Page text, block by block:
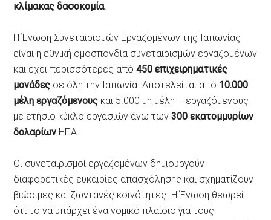
κλίμακας δασοκομία.
Η Ένωση Συνεταιρισμών Εργαζομένων της Ιαπωνίας
είναι η εθνική ομοσπονδία συνεταιρισμών εργαζομένων
και έχει περισσότερες από450 επιχειρηματικές
μονάδες σε όλη την Ιαπωνία. Αποτελείται από 10.000
μέλη εργαζόμενους και 5.000 μη μέλη – εργαζόμενους
με ετήσιο κύκλο εργασιών άνω των300 εκατομμυρίων
δολαρίων ΗΠΑ.
Οι συνεταιρισμοί εργαζομένων δημιουργούν
διαφορετικές ευκαιρίες απασχόλησης και σχηματίζουν
βιώσιμες και ζωντανές κοινότητες. Η Ένωση θεωρεί
ότι το να υπάρχει ένα νομικό πλαίσιο για τους